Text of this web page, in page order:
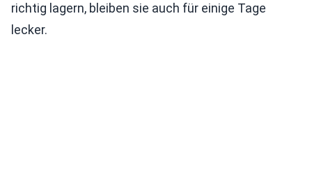
richtig lagern, bleiben sie auch für einige Tage
lecker.